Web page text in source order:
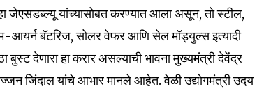
जेएसडब्ल्यू यांच्यासोबत करण्यात आला असून, तो स्टील,
आयर्न बॅटरिज, सोलर वेफर आणि सेल मॉड्युल्स इत्यादी
बुस्ट देणारा हा करार असल्याची भावना मुख्यमंत्री देवेंद्र
जिंदाल यांचे आभार मानले आहेत. वेळी उद्योगमंत्री उदय